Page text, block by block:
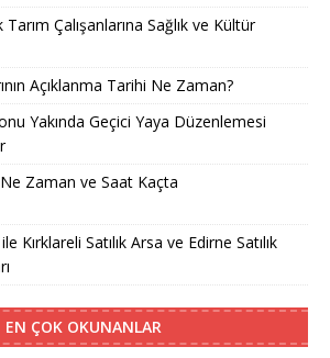
Çalışanlarına Sağlık ve Kültür
Açıklanma Tarihi Ne Zaman?
Yakında Geçici Yaya Düzenlemesi
Ne Zaman ve Saat Kaçta
Kırklareli Satılık Arsa ve Edirne Satılık
EN ÇOK OKUNANLAR